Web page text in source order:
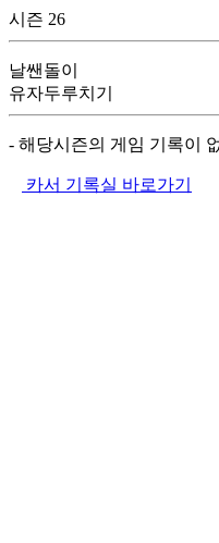
시즌 26
날쌘돌이
유자두루치기
- 해당시즌의 게임 기록이
카서 기록실 바로가기